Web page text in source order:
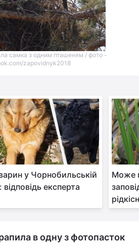
самка з одним пташеням / фото -
zapovidnyk2018
у Чорнобильській
відповідь експерта
Може
в одну з фотопасток